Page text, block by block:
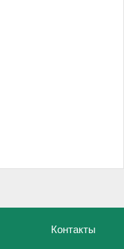
Контакты